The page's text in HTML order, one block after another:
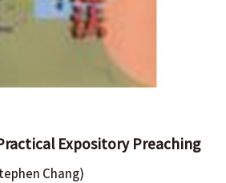
Expository Preaching
Chang)